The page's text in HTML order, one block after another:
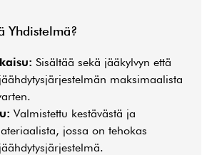
Yhdistelmä?
Sisältää sekä jääkylvyn että
maksimaalista
Valmistettu kestävästä ja
jossa on tehokas